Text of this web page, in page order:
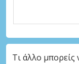
Τι άλλο μπορείς